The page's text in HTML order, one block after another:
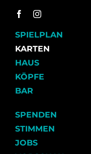
SPIELPLAN
KARTEN
HAUS
KÖPFE
BAR
SPENDEN
STIMMEN
JOBS